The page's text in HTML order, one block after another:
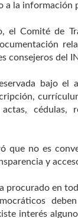
a la información
el Comité de
consejeros del
bajo el
cédulas,
que no es
y
procurado en
interés